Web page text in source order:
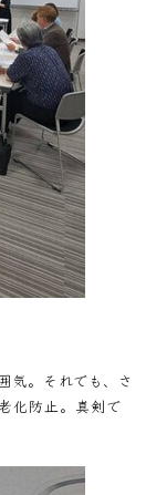
気。それでも、さ
化防止。真剣で